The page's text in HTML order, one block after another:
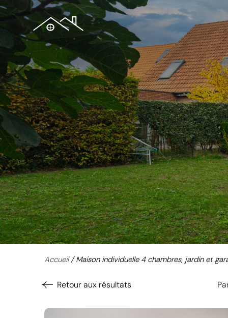
Accueil/Maison individuelle 4 chambres, jardin et
Retour aux résultats